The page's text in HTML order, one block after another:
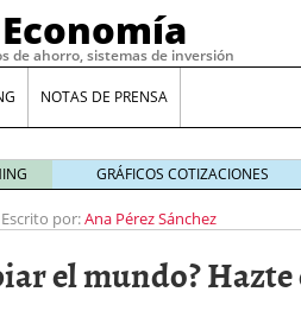
de ahorro, sistemas de inversión
NOTAS DE PRENSA
GRÁFICOS COTIZACIONES
Escrito por:Ana Pérez Sánchez
el mundo?